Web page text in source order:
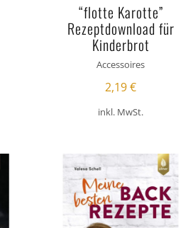
“flotte Karotte”
Rezeptdownload für
Kinderbrot
Accessoires
2,19€
inkl. MwSt.